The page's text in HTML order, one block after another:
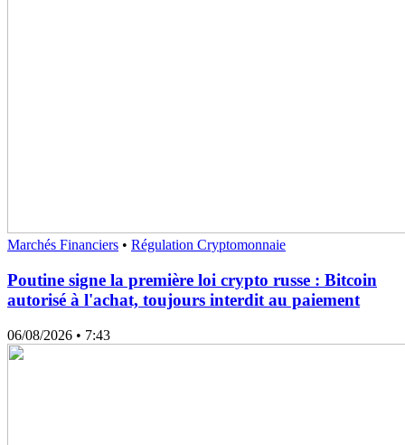
Marchés Financiers • Régulation Cryptomonnaie
Poutine signe la première loi crypto russe : Bitcoin
autorisé à l'achat, toujours interdit au paiement
06/08/2026 • 7:43